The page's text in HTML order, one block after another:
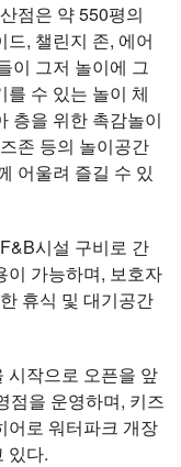
점은 약 550평의
, 챌린지 존, 에어
이 그저 놀이에 그
수 있는 놀이 체
층을 위한 촉감놀이
존 등의 놀이공간
어울려 즐길 수 있
시설 구비로 간
이 가능하며, 보호자
휴식 및 대기공간
시작으로 오픈을 앞
점을 운영하며, 키즈
어로 워터파크 개장
있다.